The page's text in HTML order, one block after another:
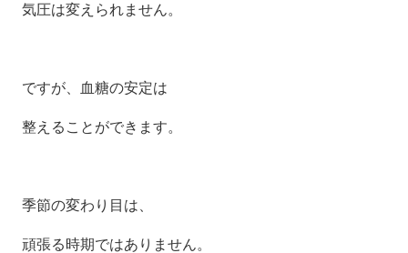
気圧は変えられません。
ですが、血糖の安定は
整えることができます。
季節の変わり目は、
頑張る時期ではありません。